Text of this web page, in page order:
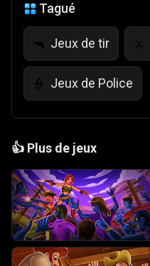
Tagué
🔫 Jeux de tir ⚔️
👮 Jeux de Police
👍 Plus de jeux